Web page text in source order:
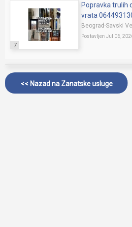
7
Popravka trulih
vrata
Beograd-Savski
Postavljen Jul 06,
<< Nazad na Zanatske usluge